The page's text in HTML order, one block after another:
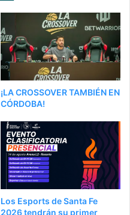
¡LA CROSSOVER TAMBIÉN EN
CÓRDOBA!
Los Esports de Santa Fe
2026 tendrán su primer